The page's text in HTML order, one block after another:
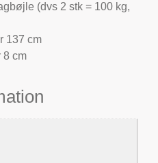
(dvs 2 stk = 100 kg,
137 cm
8 cm